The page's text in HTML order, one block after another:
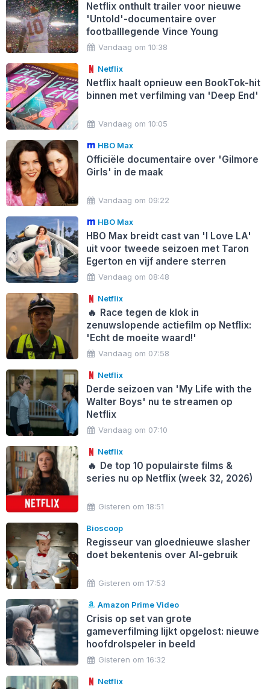
Netflix onthult trailer voor nieuwe
'Untold'-documentaire over
footballlegende Vince Young
Vandaag om 10:38
Netflix
Netflix haalt opnieuw een BookTok-hit
binnen met verfilming van 'Deep End'
Vandaag om 10:05
HBO Max
Officiële documentaire over 'Gilmore
Girls' in de maak
Vandaag om 09:22
HBO Max
HBO Max breidt cast van 'I Love LA'
uit voor tweede seizoen met Taron
Egerton en vijf andere sterren
Vandaag om 08:48
Netflix
🔥 Race tegen de klok in
zenuwslopende actiefilm op Netflix:
'Echt de moeite waard!'
Vandaag om 07:58
Netflix
Derde seizoen van 'My Life with the
Walter Boys' nu te streamen op
Netflix
Vandaag om 07:10
Netflix
🔥 De top 10 populairste films &
series nu op Netflix (week 32, 2026)
Gisteren om 18:51
Bioscoop
Regisseur van gloednieuwe slasher
doet bekentenis over AI-gebruik
Gisteren om 17:53
Amazon Prime Video
Crisis op set van grote
gameverfilming lijkt opgelost: nieuwe
hoofdrolspeler in beeld
Gisteren om 16:32
Netflix